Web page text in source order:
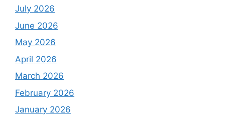
July 2026
June 2026
May 2026
April 2026
March 2026
February 2026
January 2026